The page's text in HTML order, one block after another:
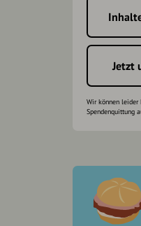
Jetzt
Wir können leider
Spendenquittung